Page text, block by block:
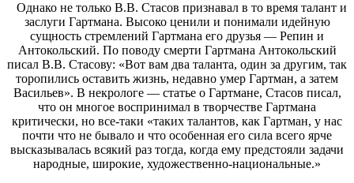
Однако не только В.В. Стасов признавал в то время талант и
заслуги Гартмана. Высоко ценили и понимали идейную
сущность стремлений Гартмана его друзья — Репин и
Антокольский. По поводу смерти Гартмана Антокольский
писал В.В. Стасову: «Вот вам два таланта, один за другим, так
торопились оставить жизнь, недавно умер Гартман, а затем
Васильев». В некрологе — статье о Гартмане, Стасов писал,
что он многое воспринимал в творчестве Гартмана
критически, но все-таки «таких талантов, как Гартман, у нас
почти что не бывало и что особенная его сила всего ярче
высказывалась всякий раз тогда, когда ему предстояли задачи
народные, широкие, художественно-национальные.»